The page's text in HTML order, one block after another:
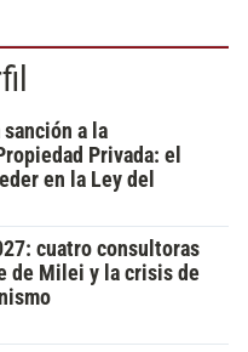
a la
Privada: el
en la Ley del
cuatro consultoras
de Milei y la crisis de